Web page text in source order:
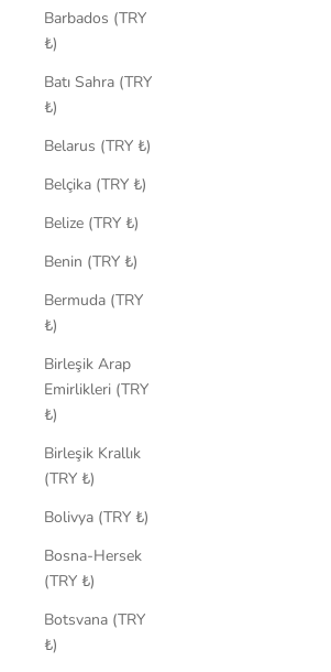
Barbados (TRY
₺)
Batı Sahra (TRY
₺)
Belarus (TRY ₺)
Belçika (TRY ₺)
Belize (TRY ₺)
Benin (TRY ₺)
Bermuda (TRY
₺)
Birleşik Arap
Emirlikleri (TRY
₺)
Birleşik Krallık
(TRY ₺)
Bolivya (TRY ₺)
Bosna-Hersek
(TRY ₺)
Botsvana (TRY
₺)